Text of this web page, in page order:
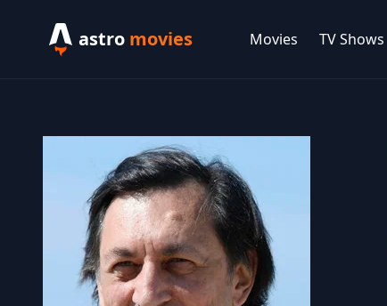
astro movies Movies TV Shows